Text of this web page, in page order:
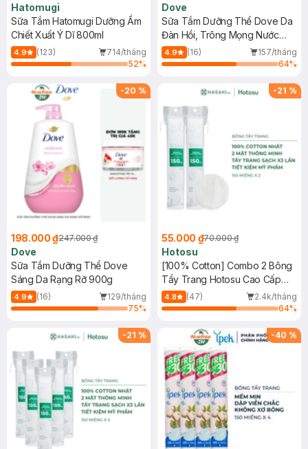
Hatomugi
Sữa Tắm Hatomugi Dưỡng Ẩm
Chiết Xuất Ý Dĩ 800ml
4.9 (123)
714/tháng
52%
Dove
Sữa Tắm Dưỡng Thể Dove Da
Đàn Hồi, Trông Mọng Nước
900g
4.9 (16)
157/tháng
64%
-20 %
198.000 ₫247.000 ₫
Dove
Sữa Tắm Dưỡng Thể Dove
Sáng Da Rạng Rỡ 900g
4.9 (16)
129/tháng
75%
-21 %
55.000 ₫70.000 ₫
Hotosu
[100% Cotton] Combo 2 Bông
Tẩy Trang Hotosu Cao Cấp
150 Miếng
4.8 (47)
2.4k/tháng
64%
-21 % -40 %